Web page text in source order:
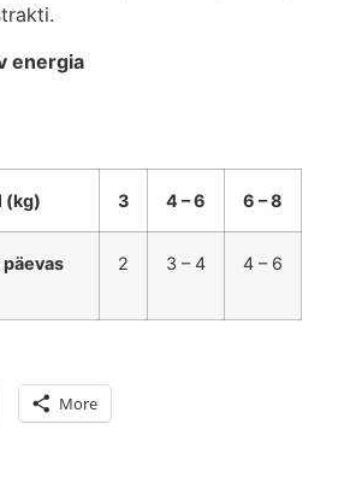
energia
(kg) 3 4 – 6 6 – 8
2 3 – 4 4 – 6
More